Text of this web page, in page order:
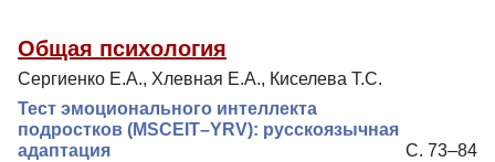
Общая психология
Сергиенко Е.А., Хлевная Е.А., Киселева Т.С.
Тест эмоционального интеллекта
подростков (MSCEIT–YRV): русскоязычная
адаптация
С. 73–84